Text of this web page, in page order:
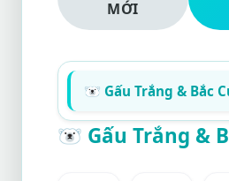
MỚI
🐻‍❄️ Gấu Trắng & Bắc
🐻‍❄️ Gấu Trắng &